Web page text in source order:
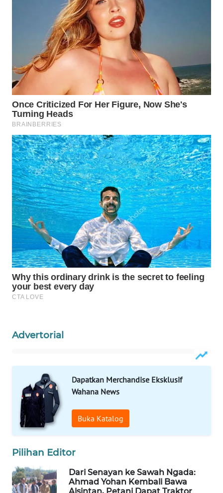
Advertorial
Dapatkan Merchandise Eksklusif
Wahana News
Buka Katalog
Pilihan Editor
Dari Senayan ke Sawah Ngada:
Ahmad Yohan Kembali Bawa
Alsintan, Petani Dapat Traktor
WAHANA
OTOMOTIF
WAHANA
HEALTH
WAHANA
DESA
LAPAK
WAHANA
Wahana
Network
KONSUMEN
LISTRIK
MASYARAKAT
KELISTRIKAN
MAWAKA
MARTABAT
NET
PLN
WATCH
MKLI
LPKKI